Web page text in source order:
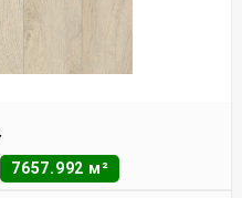
7657.992 м²